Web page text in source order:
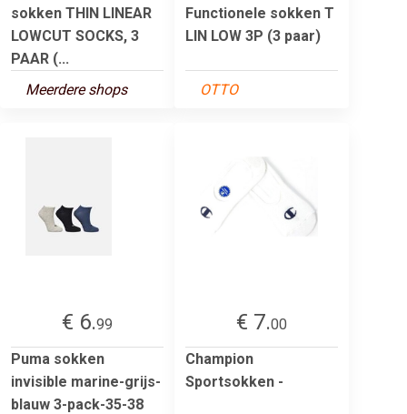
sokken THIN LINEAR
LOWCUT SOCKS, 3
PAAR (...
Meerdere shops
Functionele sokken T
LIN LOW 3P (3 paar)
OTTO
€ 6.99
Puma sokken
invisible marine-grijs-
blauw 3-pack-35-38
€ 7.00
Champion
Sportsokken -